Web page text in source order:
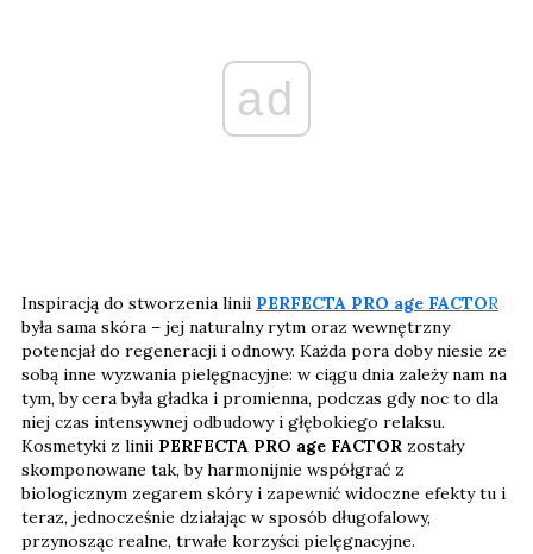
ad
Inspiracją do stworzenia linii PERFECTA PRO age FACTOR
była sama skóra – jej naturalny rytm oraz wewnętrzny
potencjał do regeneracji i odnowy. Każda pora doby niesie ze
sobą inne wyzwania pielęgnacyjne: w ciągu dnia zależy nam na
tym, by cera była gładka i promienna, podczas gdy noc to dla
niej czas intensywnej odbudowy i głębokiego relaksu.
Kosmetyki z linii PERFECTA PRO age FACTOR zostały
skomponowane tak, by harmonijnie współgrać z
biologicznym zegarem skóry i zapewnić widoczne efekty tu i
teraz, jednocześnie działając w sposób długofalowy,
przynosząc realne, trwałe korzyści pielęgnacyjne.